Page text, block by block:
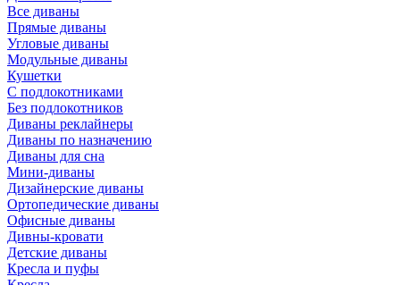
Все диваны
Прямые диваны
Угловые диваны
Модульные диваны
Кушетки
С подлокотниками
Без подлокотников
Диваны реклайнеры
Диваны по назначению
Диваны для сна
Мини-диваны
Дизайнерские диваны
Ортопедические диваны
Офисные диваны
Дивны-кровати
Детские диваны
Кресла и пуфы